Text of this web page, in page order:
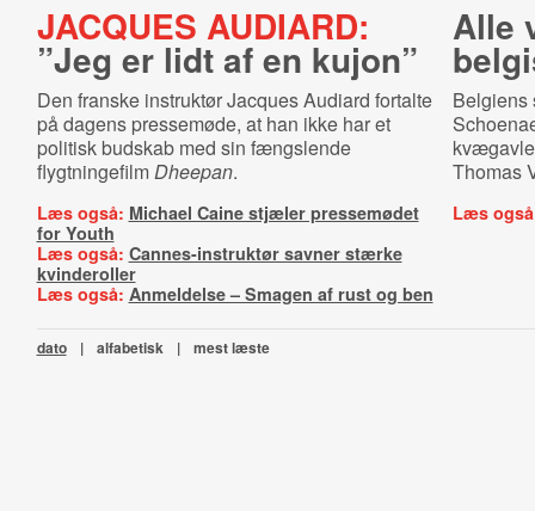
JACQUES AUDIARD:
”Jeg er lidt af en kujon”
Den franske instruktør Jacques Audiard fortalte
på dagens pressemøde, at han ikke har et
politisk budskab med sin fængslende
flygtningefilmDheepan.
Læs også: Michael Caine stjæler pressemødet
for Youth
Læs også: Cannes-instruktør savner stærke
kvinderoller
Læs også: Anmeldelse – Smagen af rust og ben
Alle
Thomas
Læs
dato | alfabetisk | mest læste